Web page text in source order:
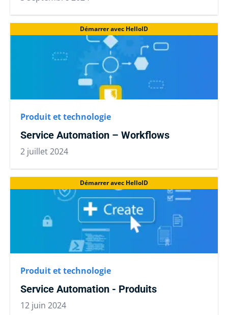
Démarrer avec HelloID
Produit et technologie
Service Automation – Workflows
2 juillet 2024
Démarrer avec HelloID
Produit et technologie
Service Automation - Produits
12 juin 2024